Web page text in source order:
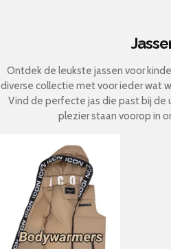
Ontdek de leukste jassen voor
diverse collectie met voor ieder wat
Vind de perfecte jas die past bij de
plezier staan voorop in